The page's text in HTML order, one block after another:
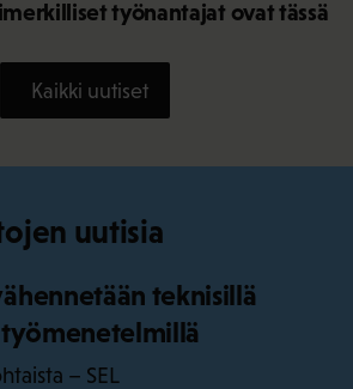
työnantajat ovat tässä
Kaikki uutiset
uutisia
teknisillä
– SEL